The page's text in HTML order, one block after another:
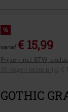
%
vanaf€ 15,99
Prijzen incl. BTW,
30 dagen beste prijs
€
GOTHIC